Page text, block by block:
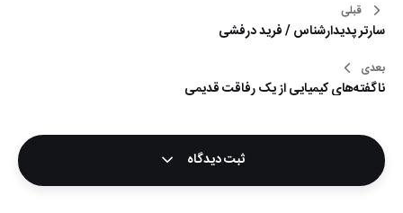
راهبری
نوشته
قبلی
سارتر پدیدارشناس / فرید درفشی
بعدی
ناگفته‌های کیمیایی از یک رفاقت قدیمی
ثبت دیدگاه